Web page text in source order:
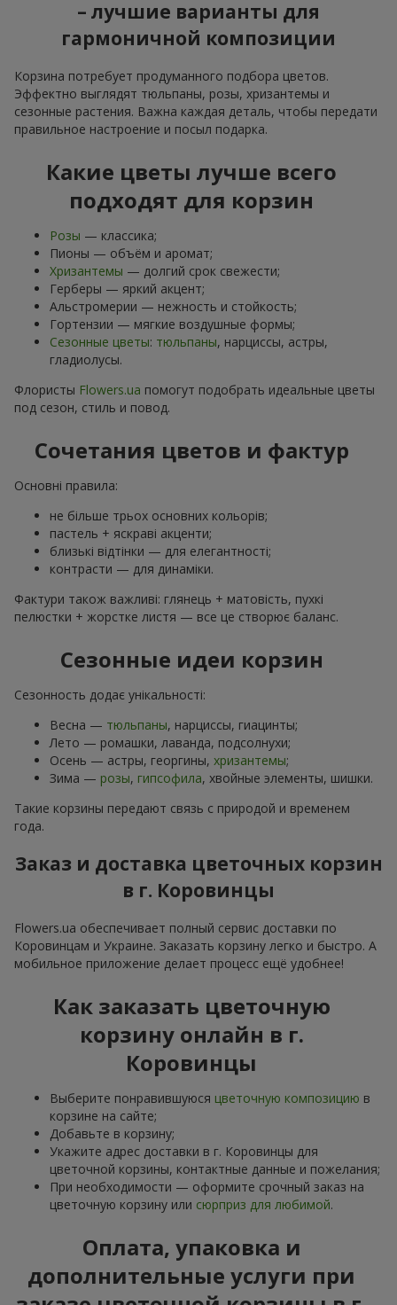
– лучшие варианты для
гармоничной композиции
Корзина потребует продуманного подбора цветов.
Эффектно выглядят тюльпаны, розы, хризантемы и
сезонные растения. Важна каждая деталь, чтобы передати
правильное настроение и посыл подарка.
Какие цветы лучше всего
подходят для корзин
Розы — классика;
Пионы — объём и аромат;
Хризантемы — долгий срок свежести;
Герберы — яркий акцент;
Альстромерии — нежность и стойкость;
Гортензии — мягкие воздушные формы;
Сезонные цветы: тюльпаны, нарциссы, астры,
гладиолусы.
Флористы Flowers.ua помогут подобрать идеальные цветы
под сезон, стиль и повод.
Сочетания цветов и фактур
Основні правила:
не більше трьох основних кольорів;
пастель + яскраві акценти;
близькі відтінки — для елегантності;
контрасти — для динаміки.
Фактури також важливі: глянець + матовість, пухкі
пелюстки + жорстке листя — все це створює баланс.
Сезонные идеи корзин
Сезонность додає унікальності:
Весна — тюльпаны, нарциссы, гиацинты;
Лето — ромашки, лаванда, подсолнухи;
Осень — астры, георгины, хризантемы;
Зима — розы, гипсофила, хвойные элементы, шишки.
Такие корзины передают связь с природой и временем
года.
Заказ и доставка цветочных корзин
в г. Коровинцы
Flowers.ua обеспечивает полный сервис доставки по
Коровинцам и Украине. Заказать корзину легко и быстро. А
мобильное приложение делает процесс ещё удобнее!
Как заказать цветочную
корзину онлайн в г.
Коровинцы
Выберите понравившуюся цветочную композицию в
корзине на сайте;
Добавьте в корзину;
Укажите адрес доставки в г. Коровинцы для
цветочной корзины, контактные данные и пожелания;
При необходимости — оформите срочный заказ на
цветочную корзину или сюрприз для любимой.
Оплата, упаковка и
дополнительные услуги при